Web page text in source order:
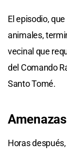
El episodio,
animales,
vecinal que
del Comando
Santo Tomé.
Horas